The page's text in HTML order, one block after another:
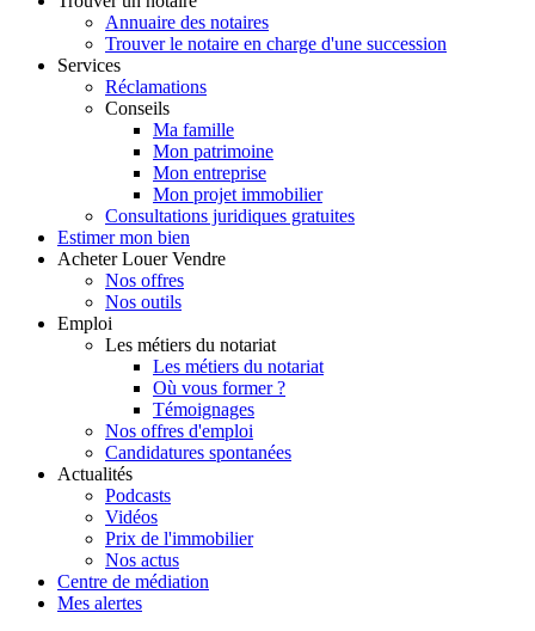
Annuaire des notaires
Trouver le notaire en charge d'une succession
Services
Réclamations
Conseils
Ma famille
Mon patrimoine
Mon entreprise
Mon projet immobilier
Consultations juridiques gratuites
Estimer mon bien
Acheter Louer Vendre
Nos offres
Nos outils
Emploi
Les métiers du notariat
Les métiers du notariat
Où vous former ?
Témoignages
Nos offres d'emploi
Candidatures spontanées
Actualités
Podcasts
Vidéos
Prix de l'immobilier
Nos actus
Centre de médiation
Mes alertes